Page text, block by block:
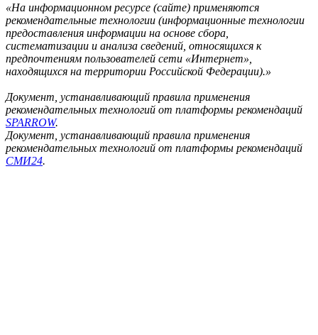
«На информационном ресурсе (сайте) применяются
рекомендательные технологии (информационные технологии
предоставления информации на основе сбора,
систематизации и анализа сведений, относящихся к
предпочтениям пользователей сети «Интернет»,
находящихся на территории Российской Федерации).»
Документ, устанавливающий правила применения
рекомендательных технологий от платформы рекомендаций
SPARROW.
Документ, устанавливающий правила применения
рекомендательных технологий от платформы рекомендаций
СМИ24.